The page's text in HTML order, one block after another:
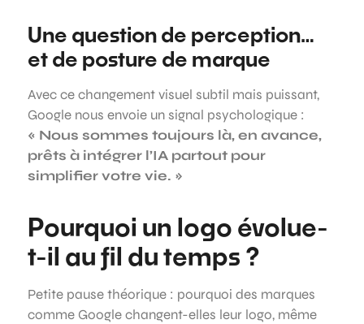
Une question de perception…
et de posture de marque
Avec ce changement visuel subtil mais puissant,
Google nous envoie un signal psychologique :
« Nous sommes toujours là, en avance,
prêts à intégrer l’IA partout pour
simplifier votre vie. »
Pourquoi un logo évolue-
t-il au fil du temps ?
Petite pause théorique : pourquoi des marques
comme Google changent-elles leur logo, même